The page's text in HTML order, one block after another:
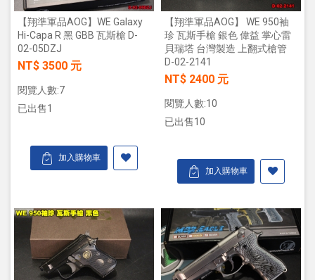
【翔準軍品AOG】WE Galaxy
Hi-Capa R 黑 GBB 瓦斯槍 D-
02-05DZJ
NT$ 3500 元
閱覽人數:7
已出售1
加入購物車
【翔準軍品AOG】 WE 950袖
珍 瓦斯手槍 銀色 偉益 掌心雷
貝瑞塔 台灣製造 上翻式槍管
D-02-2141
NT$ 2400 元
閱覽人數:10
已出售10
加入購物車